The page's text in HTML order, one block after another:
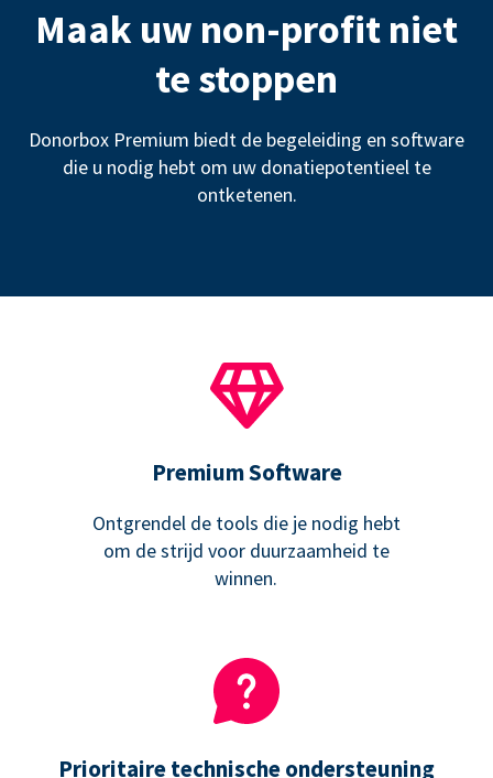
Maak uw non-profit niet
te stoppen
Donorbox Premium biedt de begeleiding en software
die u nodig hebt om uw donatiepotentieel te
ontketenen.
Premium Software
Ontgrendel de tools die je nodig hebt
om de strijd voor duurzaamheid te
winnen.
Prioritaire technische ondersteuning